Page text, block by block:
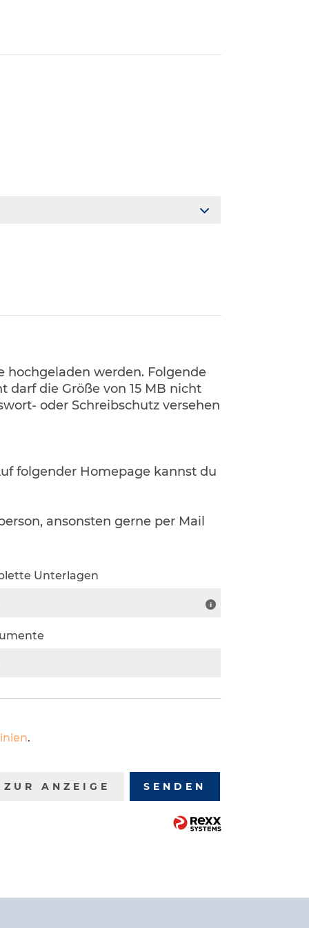
werden. Folgende
darf die Größe von 15 MB nicht
oder Schreibschutz versehen
folgender Homepage kannst du
ansonsten gerne per Mail
Unterlagen
.
ZUR ANZEIGE SENDEN